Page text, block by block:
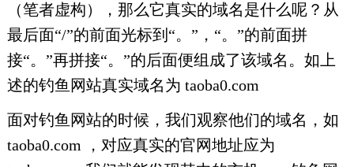
（笔者虚构），那么它真实的域名是什么呢？从
最后面“/”的前面光标到“。”，“。”的前面拼
接“。”再拼接“。”的后面便组成了该域名。如上
述的钓鱼网站真实域名为 taoba0.com
面对钓鱼网站的时候，我们观察他们的域名，如
taoba0.com ，对应真实的官网地址应为